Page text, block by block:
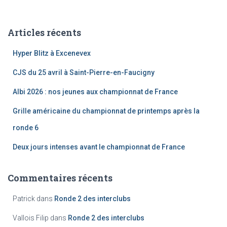
rArticles récents
Hyper Blitz à Excenevex
CJS du 25 avril à Saint-Pierre-en-Faucigny
Albi 2026 : nos jeunes aux championnat de France
Grille américaine du championnat de printemps après la
ronde 6
Deux jours intenses avant le championnat de France
Commentaires récents
Patrick dans Ronde 2 des interclubs
Vallois Filip dans Ronde 2 des interclubs